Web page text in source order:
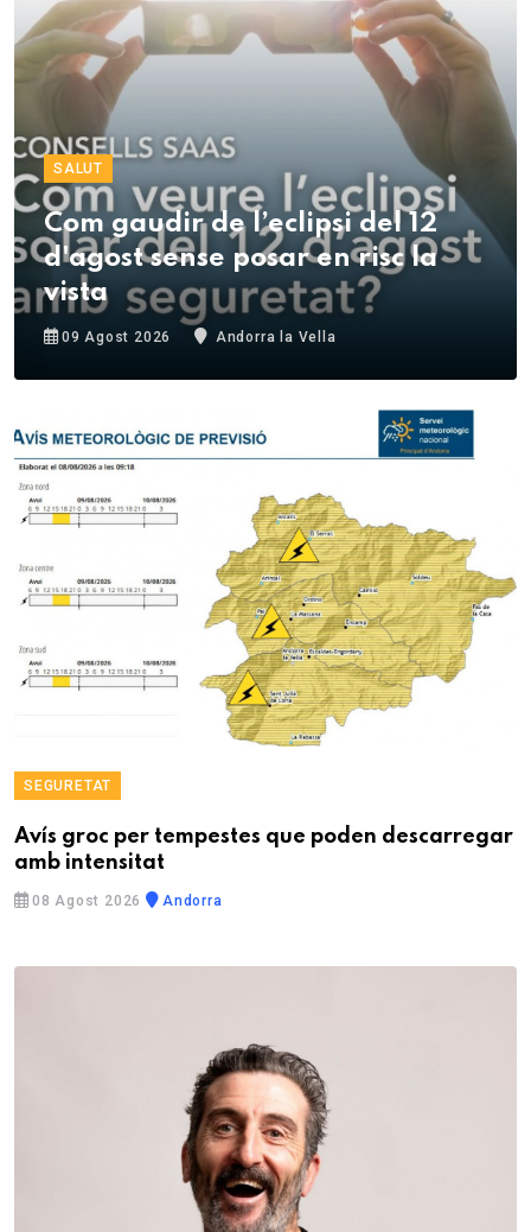
SALUT
Com gaudir de l’eclipsi del 12
d'agost sense posar en risc la
vista
09 Agost 2026 Andorra la Vella
SEGURETAT
Avís groc per tempestes que poden descarregar
amb intensitat
08 Agost 2026 Andorra